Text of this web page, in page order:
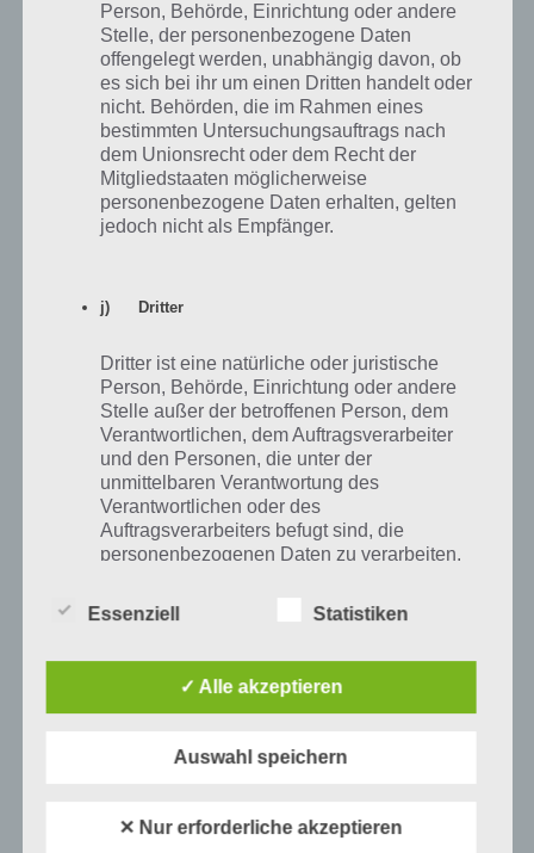
Zur Lösung
Eine Idee für ein Last-Minute-Geschenk
Zur Lösung
Eine Kiste mit ...
Zur Lösung
Eine Konserve, die man immer im Haus
Eine lästige Hausarbeit
Zur Lösung
Eine Luxusmarke
Zur Lösung
Eine nützliche Fremdsprache
Zur Lösung
Eine Persönlichkeit, die eine Maske trägt
Eine Persönlichkeit, die fliegen kann
Zur Lösung
Eine Raubkatze
Eine reale oder fiktive Person mit vielen
Person, Behörde, Einrichtung oder andere
Stelle, der personenbezogene Daten
offengelegt werden, unabhängig davon, ob
es sich bei ihr um einen Dritten handelt oder
nicht. Behörden, die im Rahmen eines
bestimmten Untersuchungsauftrags nach
dem Unionsrecht oder dem Recht der
Mitgliedstaaten möglicherweise
personenbezogene Daten erhalten, gelten
jedoch nicht als Empfänger.
j) Dritter
Dritter ist eine natürliche oder juristische
Person, Behörde, Einrichtung oder andere
Stelle außer der betroffenen Person, dem
Verantwortlichen, dem Auftragsverarbeiter
und den Personen, die unter der
unmittelbaren Verantwortung des
Verantwortlichen oder des
Auftragsverarbeiters befugt sind, die
personenbezogenen Daten zu verarbeiten.
Einwilligung ist jede von der betroffenen
Person freiwillig für den bestimmten Fall in
abgegebene Willensbekundung in Form
die betroffene Person zu verstehen gibt, dass
Essenziell Statistiken
✓ Alle akzeptieren
Auswahl speichern
✕ Nur erforderliche akzeptieren